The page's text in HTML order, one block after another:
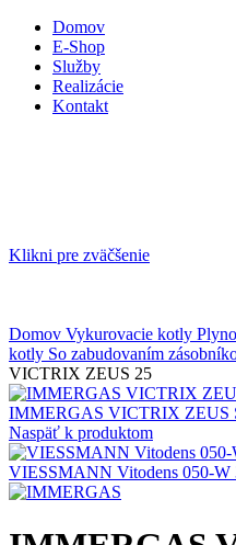
Domov
E-Shop
Služby
Realizácie
Kontakt
Klikni pre zväčšenie
Domov Vykurovacie kotly
kotly So zabudovaním
VICTRIX ZEUS 25
IMMERGAS VICTRIX ZEUS
Naspäť k produktom
VIESSMANN Vitodens 050-W